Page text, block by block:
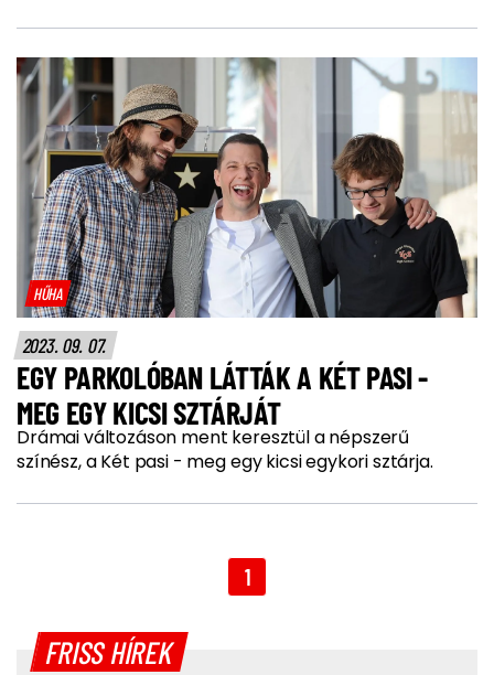
HŰHA
2023. 09. 07.
EGY PARKOLÓBAN LÁTTÁK A KÉT PASI -
MEG EGY KICSI SZTÁRJÁT
Drámai változáson ment keresztül a népszerű
színész, a Két pasi - meg egy kicsi egykori sztárja.
1
FRISS HÍREK